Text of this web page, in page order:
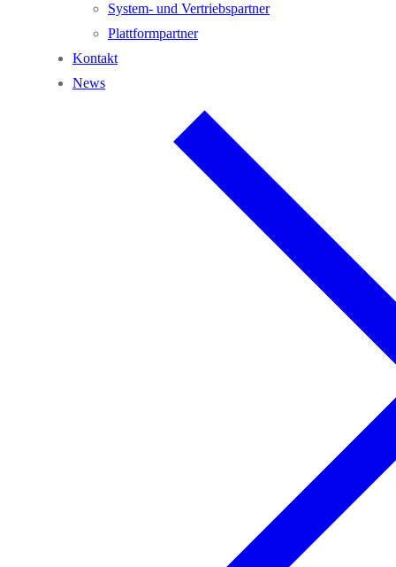
System- und Vertriebspartner
Plattformpartner
Kontakt
News